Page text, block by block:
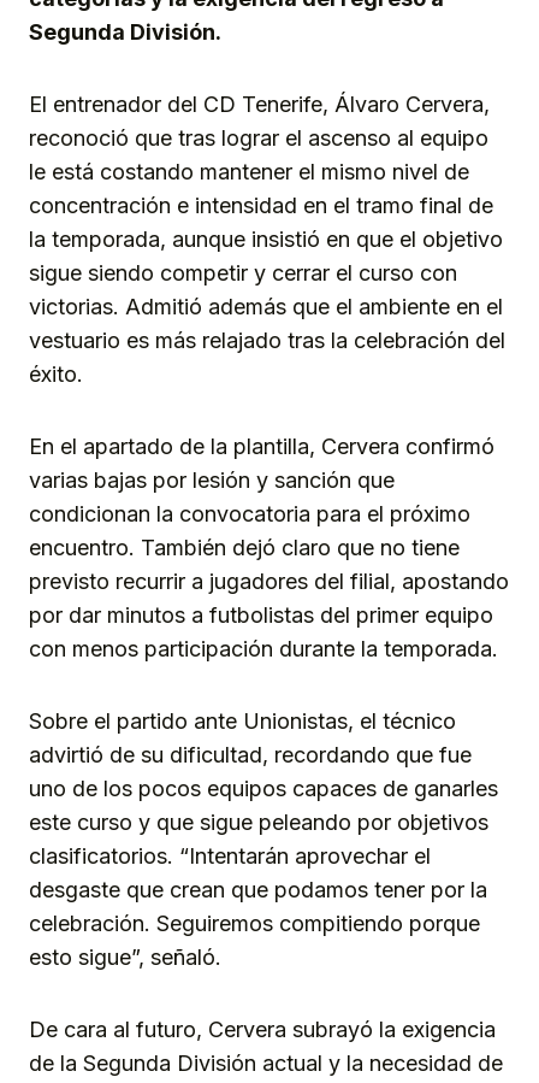
Segunda División.
El entrenador del CD Tenerife, Álvaro Cervera,
reconoció que tras lograr el ascenso al equipo
le está costando mantener el mismo nivel de
concentración e intensidad en el tramo final de
la temporada, aunque insistió en que el objetivo
sigue siendo competir y cerrar el curso con
victorias. Admitió además que el ambiente en el
vestuario es más relajado tras la celebración del
éxito.
En el apartado de la plantilla, Cervera confirmó
varias bajas por lesión y sanción que
condicionan la convocatoria para el próximo
encuentro. También dejó claro que no tiene
previsto recurrir a jugadores del filial, apostando
por dar minutos a futbolistas del primer equipo
con menos participación durante la temporada.
Sobre el partido ante Unionistas, el técnico
advirtió de su dificultad, recordando que fue
uno de los pocos equipos capaces de ganarles
este curso y que sigue peleando por objetivos
clasificatorios. “Intentarán aprovechar el
desgaste que crean que podamos tener por la
celebración. Seguiremos compitiendo porque
esto sigue”, señaló.
De cara al futuro, Cervera subrayó la exigencia
de la Segunda División actual y la necesidad de